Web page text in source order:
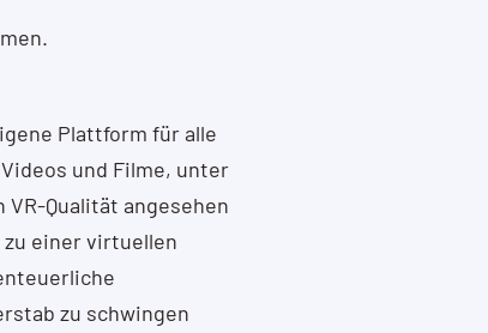
Plattform für alle
und Filme, unter
VR-Qualität angesehen
zu einer virtuellen
zu schwingen